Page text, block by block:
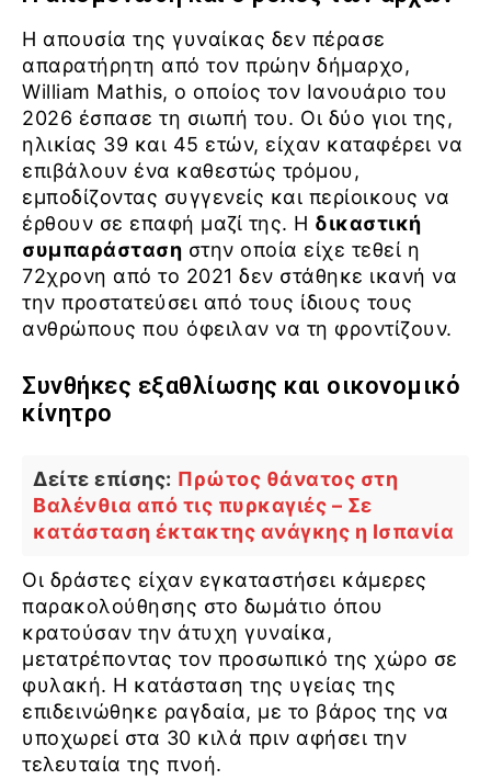
Η απουσία της γυναίκας δεν πέρασε
απαρατήρητη από τον πρώην δήμαρχο,
William Mathis, ο οποίος τον Ιανουάριο του
2026 έσπασε τη σιωπή του. Οι δύο γιοι της,
ηλικίας 39 και 45 ετών, είχαν καταφέρει να
επιβάλουν ένα καθεστώς τρόμου,
εμποδίζοντας συγγενείς και περίοικους να
έρθουν σε επαφή μαζί της. Η δικαστική
συμπαράσταση στην οποία είχε τεθεί η
72χρονη από το 2021 δεν στάθηκε ικανή να
την προστατεύσει από τους ίδιους τους
ανθρώπους που όφειλαν να τη φροντίζουν.
Συνθήκες εξαθλίωσης και οικονομικό
κίνητρο
Δείτε επίσης: Πρώτος θάνατος στη
Βαλένθια από τις πυρκαγιές – Σε
κατάσταση έκτακτης ανάγκης η Ισπανία
Οι δράστες είχαν εγκαταστήσει κάμερες
παρακολούθησης στο δωμάτιο όπου
κρατούσαν την άτυχη γυναίκα,
μετατρέποντας τον προσωπικό της χώρο σε
φυλακή. Η κατάσταση της υγείας της
επιδεινώθηκε ραγδαία, με το βάρος της να
υποχωρεί στα 30 κιλά πριν αφήσει την
τελευταία της πνοή.